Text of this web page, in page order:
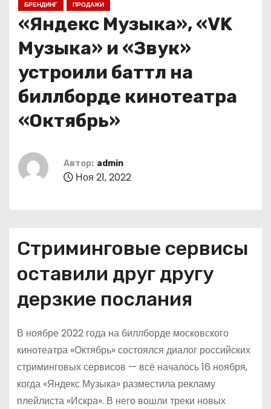
БРЕНДИНГ ПРОДАЖИ
«Яндекс Музыка», «VK
Музыка» и «Звук»
устроили баттл на
биллборде кинотеатра
«Октябрь»
Автор: admin
Ноя 21, 2022
Стриминговые сервисы
оставили друг другу
дерзкие послания
В ноябре 2022 года на биллборде московского
кинотеатра «Октябрь» состоялся диалог российских
стриминговых сервисов — всё началось 16 ноября,
когда «Яндекс Музыка» разместила рекламу
плейлиста «Искра». В него вошли треки новых